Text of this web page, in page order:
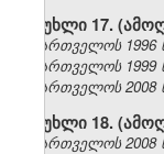
მუხლი 17.
საქართველოს
საქართველოს 1999
საქართველოს
მუხლი 18.
საქართველოს